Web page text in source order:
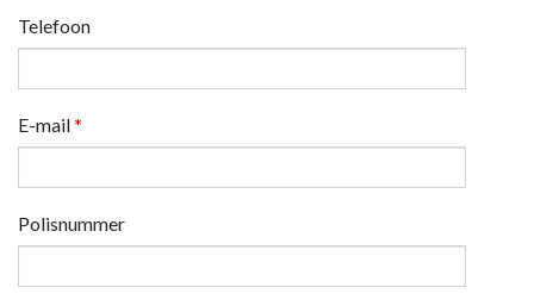
Telefoon
E-mail *
Polisnummer